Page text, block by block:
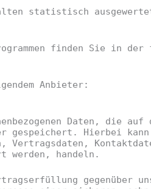
statistisch
finden Sie in der
Anbieter:
Daten, die
gespeichert. Hierbei
Vertragsdaten,
werden, handeln.
gegenüber